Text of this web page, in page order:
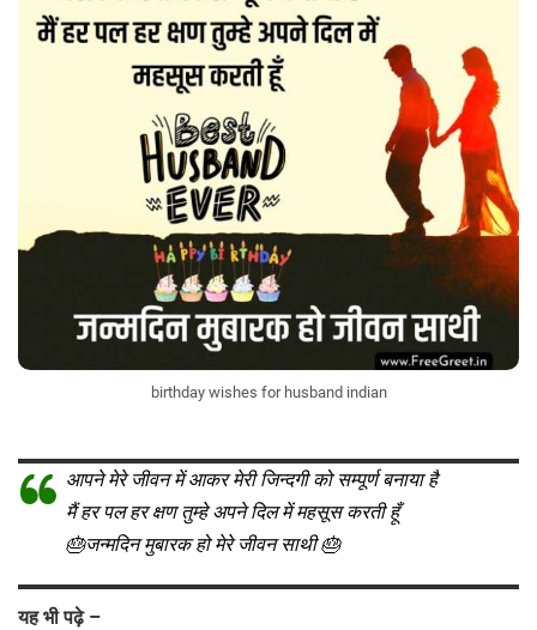
birthday wishes for husband indian
आपने मेरे जीवन में आकर मेरी जिन्दगी को सम्पूर्ण बनाया है
मैं हर पल हर क्षण तुम्हे अपने दिल में महसूस करती हूँ
🎂जन्मदिन मुबारक हो मेरे जीवन साथी 🎂
यह भी पढ़े –